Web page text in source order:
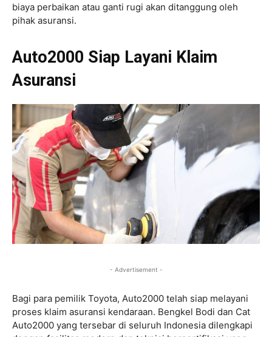
biaya perbaikan atau ganti rugi akan ditanggung oleh
pihak asuransi.
Auto2000 Siap Layani Klaim
Asuransi
- Advertisement -
Bagi para pemilik Toyota, Auto2000 telah siap melayani
proses klaim asuransi kendaraan. Bengkel Bodi dan Cat
Auto2000 yang tersebar di seluruh Indonesia dilengkapi